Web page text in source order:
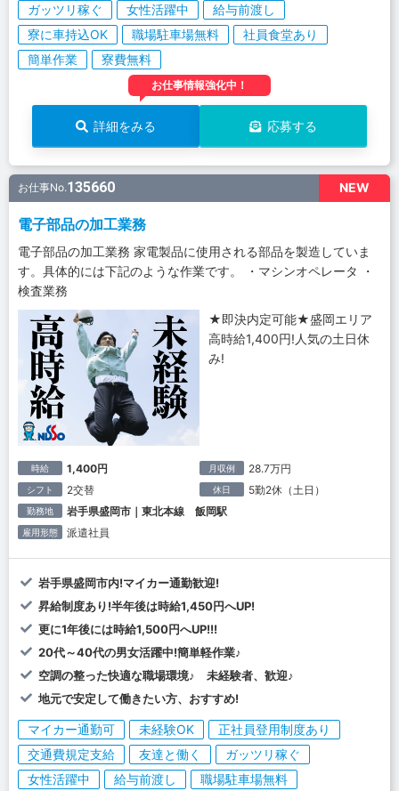
ガッツリ稼ぐ
女性活躍中
給与前渡し
寮に車持込OK
職場駐車場無料
社員食堂あり
簡単作業
寮費無料
お仕事情報強化中！
詳細をみる 応募する
NEW
お仕事No.135660
電子部品の加工業務
電子部品の加工業務 家電製品に使用される部品を製造していま
す。具体的には下記のような作業です。 ・マシンオペレータ ・
検査業務
★即決内定可能★盛岡エリア
高時給1,400円!人気の土日休
み!
時給 1,400円 月収例 28.7万円
シフト 2交替 休日 5勤2休（土日）
勤務地 岩手県盛岡市｜東北本線 飯岡駅
雇用形態 派遣社員
岩手県盛岡市内!マイカー通勤歓迎!
昇給制度あり!半年後は時給1,450円へUP!
更に1年後には時給1,500円へUP!!!
20代～40代の男女活躍中!簡単軽作業♪
空調の整った快適な職場環境♪ 未経験者、歓迎♪
地元で安定して働きたい方、おすすめ!
マイカー通勤可 未経験OK
正社員登用制度あり
交通費規定支給
友達と働く
ガッツリ稼ぐ
女性活躍中
給与前渡し 職場駐車場無料